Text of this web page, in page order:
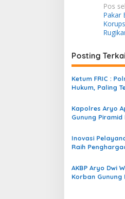
N
a
v
i
g
a
s
i
p
o
s
Pos
Pakar
Posting
Ketum FRIC :
Hukum, Paling
Kapolres Aryo
Gunung Piramid
Inovasi
Raih
AKBP Aryo Dwi
Korban Gunung